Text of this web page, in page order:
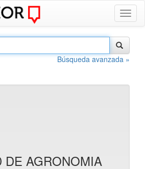
Búsqueda avanzada »
DE AGRONOMIA